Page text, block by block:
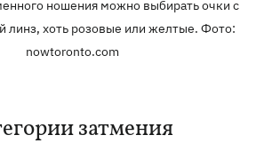
ношения можно выбирать очки с
линз, хоть розовые или желтые. Фото:
nowtoronto.com
затмения